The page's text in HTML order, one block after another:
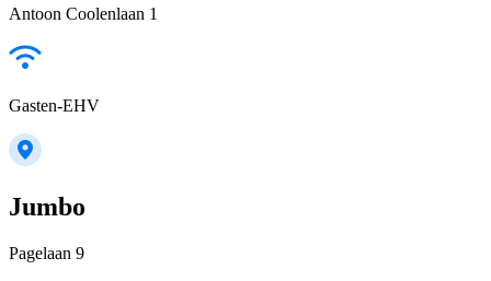
Antoon Coolenlaan 1
Gasten-EHV
Jumbo
Pagelaan 9